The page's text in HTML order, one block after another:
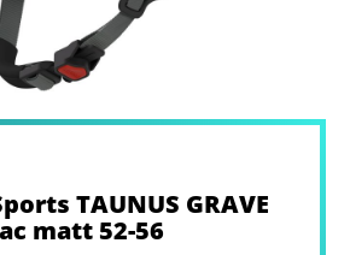
TAUNUS GRAVE
matt 52-56